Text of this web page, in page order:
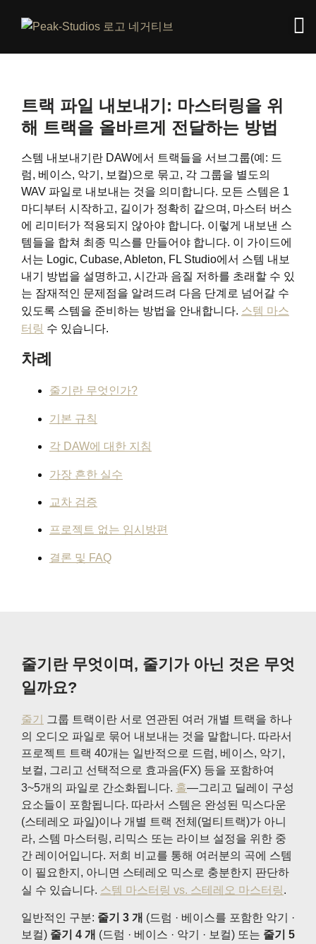
트랙 파일 내보내기: 마스터링을 위
해 트랙을 올바르게 전달하는 방법
스템 내보내기란 DAW에서 트랙들을 서브그룹(예: 드
럼, 베이스, 악기, 보컬)으로 묶고, 각 그룹을 별도의
WAV 파일로 내보내는 것을 의미합니다. 모든 스템은 1
마디부터 시작하고, 길이가 정확히 같으며, 마스터 버스
에 리미터가 적용되지 않아야 합니다. 이렇게 내보낸 스
템들을 합쳐 최종 믹스를 만들어야 합니다. 이 가이드에
서는 Logic, Cubase, Ableton, FL Studio에서 스템 내보
내기 방법을 설명하고, 시간과 음질 저하를 초래할 수 있
는 잠재적인 문제점을 알려드려 다음 단계로 넘어갈 수
있도록 스템을 준비하는 방법을 안내합니다. 스템 마스
터링 수 있습니다.
차례
줄기란 무엇인가?
기본 규칙
각 DAW에 대한 지침
가장 흔한 실수
교차 검증
프로젝트 없는 임시방편
결론 및 FAQ
줄기란 무엇이며, 줄기가 아닌 것은 무엇
일까요?
줄기
그룹 트랙이란 서로 연관된 여러 개별 트랙을 하나
의 오디오 파일로 묶어 내보내는 것을 말합니다. 따라서
프로젝트 트랙 40개는 일반적으로 드럼, 베이스, 악기,
보컬, 그리고 선택적으로 효과음(FX) 등을 포함하여
3~5개의 파일로 간소화됩니다. 홀—그리고 딜레이 구성
요소들이 포함됩니다. 따라서 스템은 완성된 믹스다운
(스테레오 파일)이나 개별 트랙 전체(멀티트랙)가 아니
라, 스템 마스터링, 리믹스 또는 라이브 설정을 위한 중
간 레이어입니다. 저희 비교를 통해 여러분의 곡에 스템
이 필요한지, 아니면 스테레오 믹스로 충분한지 판단하
실 수 있습니다. 스템 마스터링 vs. 스테레오 마스터링.
일반적인 구분: 줄기 3 개 (드럼 · 베이스를 포함한 악기 ·
보컬) 줄기 4 개 (드럼 · 베이스 · 악기 · 보컬) 또는 줄기 5